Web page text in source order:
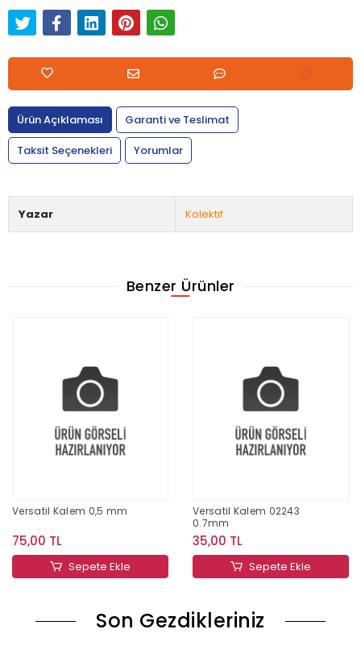
Ürün Açıklaması
Garanti ve Teslimat
Taksit Seçenekleri
Yorumlar
Yazar Kolektif
Benzer Ürünler
Versatil Kalem 0,5 mm
75,00 TL
Sepete Ekle
Versatil Kalem 02243
0.7mm
35,00 TL
Sepete Ekle
Son Gezdikleriniz